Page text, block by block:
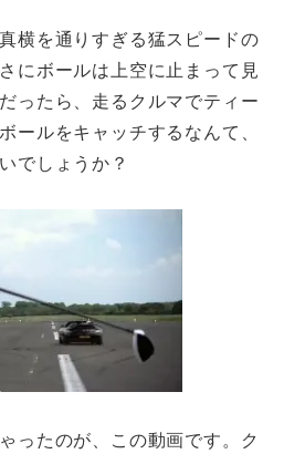
横を通りすぎる猛スピードの
にボールは上空に止まって見
ったら、走るクルマでティー
ールをキャッチするなんて、
でしょうか？
ったのが、この動画です。ク